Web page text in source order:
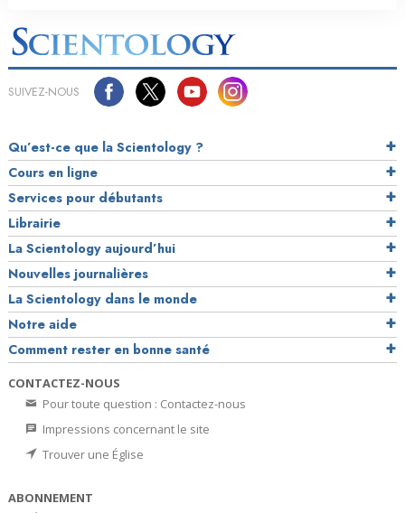
SUIVEZ-NOUS
Qu’est-ce que la Scientology ?
Cours en ligne
Services pour débutants
Librairie
La Scientology aujourd’hui
Nouvelles journalières
La Scientology dans le monde
Notre aide
Comment rester en bonne santé
CONTACTEZ-NOUS
Pour toute question : Contactez-nous
Impressions concernant le site
Trouver une Église
ABONNEMENT